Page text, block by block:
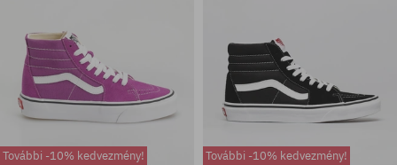
További -10% kedvezmény!
További -10% kedvezmény!